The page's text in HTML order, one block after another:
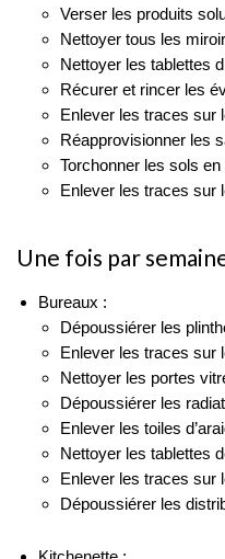
Verser les produits
Nettoyer tous les
Nettoyer les tablettes
Récurer et rincer les
Enlever les traces sur
Réapprovisionner les
Torchonner les sols
Enlever les traces sur
Une fois par
Bureaux :
Dépoussiérer les
Enlever les traces sur
Nettoyer les portes
Dépoussiérer les
Enlever les toiles
Nettoyer les tablettes
Enlever les traces
Dépoussiérer les